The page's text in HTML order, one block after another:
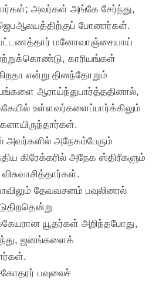
அவர்கள் அங்கே சேர்ந்து,
போனார்கள்.
மனோவாஞ்சையாய்
காரியங்கள்
என்று தினந்தோறும்
ஆராய்ந்துபார்த்ததினால்,
உள்ளவர்களைப்பார்க்கிலும்
அவர்களில் அநேகம்பேரும்
கிரேக்கரில் அநேக ஸ்திரீகளும்
விசுவாசித்தார்கள்.
தேவவசனம் பவுலினால்
யூதர்கள் அறிந்தபோது,
ஜனங்களைக்
பவுலைச்